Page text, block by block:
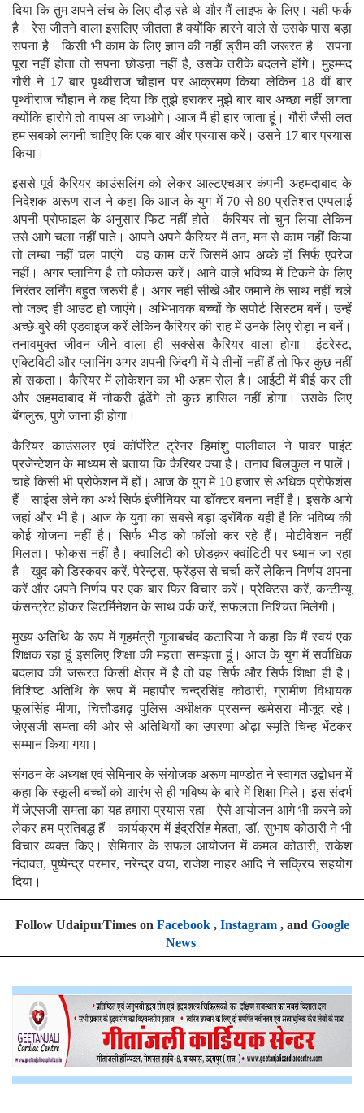
दिया कि तुम अपने लंच के लिए दौड़ रहे थे और मैं लाइफ के लिए। यही फर्क
है। रेस जीतने वाला इसलिए जीतता है क्योंकि हारने वाले से उसके पास बड़ा
सपना है। किसी भी काम के लिए ज्ञान की नहीं ड्रीम की जरूरत है। सपना
पूरा नहीं होता तो सपना छोडऩा नहीं है, उसके तरीके बदलने होंगे। मुहम्मद
गौरी ने 17 बार पृथ्वीराज चौहान पर आक्रमण किया लेकिन 18 वीं बार
पृथ्वीराज चौहान ने कह दिया कि तुझे हराकर मुझे बार बार अच्छा नहीं लगता
क्योंकि हारोगे तो वापस आ जाओगे। आज मैं ही हार जाता हूं। गौरी जैसी लत
हम सबको लगनी चाहिए कि एक बार और प्रयास करें। उसने 17 बार प्रयास
किया।
इससे पूर्व कैरियर काउंसलिंग को लेकर आल्टएचआर कंपनी अहमदाबाद के
निदेशक अरूण राज ने कहा कि आज के युग में 70 से 80 प्रतिशत एम्पलाई
अपनी प्रोफाइल के अनुसार फिट नहीं होते। कैरियर तो चुन लिया लेकिन
उसे आगे चला नहीं पाते। आपने अपने कैरियर में तन, मन से काम नहीं किया
तो लम्बा नहीं चल पाएंगे। वह काम करें जिसमें आप अच्छे हों सिर्फ एवरेज
नहीं। अगर प्लानिंग है तो फोकस करें। आने वाले भविष्य में टिकने के लिए
निरंतर लर्निंग बहुत जरूरी है। अगर नहीं सीखे और जमाने के साथ नहीं चले
तो जल्द ही आउट हो जाएंगे। अभिभावक बच्चों के सपोर्ट सिस्टम बनें। उन्हें
अच्छे-बुरे की एडवाइज करें लेकिन कैरियर की राह में उनके लिए रोड़ा न बनें।
तनावमुक्त जीवन जीने वाला ही सक्सेस कैरियर वाला होगा। इंटरेस्ट,
एक्टिविटी और प्लानिंग अगर अपनी जिंदगी में ये तीनों नहीं हैं तो फिर कुछ नहीं
हो सकता। कैरियर में लोकेशन का भी अहम रोल है। आईटी में बीई कर ली
और अहमदाबाद में नौकरी ढूंढेंगे तो कुछ हासिल नहीं होगा। उसके लिए
बेंगलुरू, पुणे जाना ही होगा।
कैरियर काउंसलर एवं कॉर्पोरेट ट्रेनर हिमांशु पालीवाल ने पावर पाइंट
प्रजेन्टेशन के माध्यम से बताया कि कैरियर क्या है। तनाव बिलकुल न पालें।
चाहे किसी भी प्रोफेशन में हों। आज के युग में 10 हजार से अधिक प्रोफेशंस
हैं। साइंस लेने का अर्थ सिर्फ इंजीनियर या डॉक्टर बनना नहीं है। इसके आगे
जहां और भी है। आज के युवा का सबसे बड़ा ड्रॉबैक यही है कि भविष्य की
कोई योजना नहीं है। सिर्फ भीड़ को फॉलो कर रहे हैं। मोटीवेशन नहीं
मिलता। फोकस नहीं है। क्वालिटी को छोडक़र क्वांटिटी पर ध्यान जा रहा
है। खुद को डिस्कवर करें, पेरेन्ट्स, फ्रेंड्स से चर्चा करें लेकिन निर्णय अपना
करें और अपने निर्णय पर एक बार फिर विचार करें। प्रेक्टिस करें, कन्टीन्यू
कंसन्ट्रेट होकर डिटर्मिनेशन के साथ वर्क करें, सफलता निश्चित मिलेगी।
मुख्य अतिथि के रूप में गृहमंत्री गुलाबचंद कटारिया ने कहा कि मैं स्वयं एक
शिक्षक रहा हूं इसलिए शिक्षा की महत्ता समझता हूं। आज के युग में सर्वाधिक
बदलाव की जरूरत किसी क्षेत्र में है तो वह सिर्फ और सिर्फ शिक्षा ही है।
विशिष्ट अतिथि के रूप में महापौर चन्द्रसिंह कोठारी, ग्रामीण विधायक
फूलसिंह मीणा, चित्तौडग़ढ़ पुलिस अधीक्षक प्रसन्न खमेसरा मौजूद रहे।
जेएसजी समता की ओर से अतिथियों का उपरणा ओढ़ा स्मृति चिन्ह भेंटकर
सम्मान किया गया।
संगठन के अध्यक्ष एवं सेमिनार के संयोजक अरूण माण्डोत ने स्वागत उद्बोधन में
कहा कि स्कूली बच्चों को आरंभ से ही भविष्य के बारे में शिक्षा मिले। इस संदर्भ
में जेएसजी समता का यह हमारा प्रयास रहा। ऐसे आयोजन आगे भी करने को
लेकर हम प्रतिबद्ध हैं। कार्यक्रम में इंद्रसिंह मेहता, डॉ. सुभाष कोठारी ने भी
विचार व्यक्त किए। सेमिनार के सफल आयोजन में कमल कोठारी, राकेश
नंदावत, पुष्पेन्द्र परमार, नरेन्द्र वया, राजेश नाहर आदि ने सक्रिय सहयोग
दिया।
Follow UdaipurTimes on Facebook, Instagram, and Google
News